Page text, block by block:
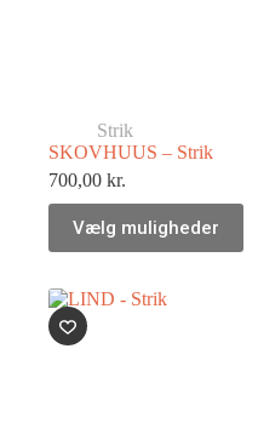
Strik
SKOVHUUS – Strik
700,00 kr.
Vælg muligheder